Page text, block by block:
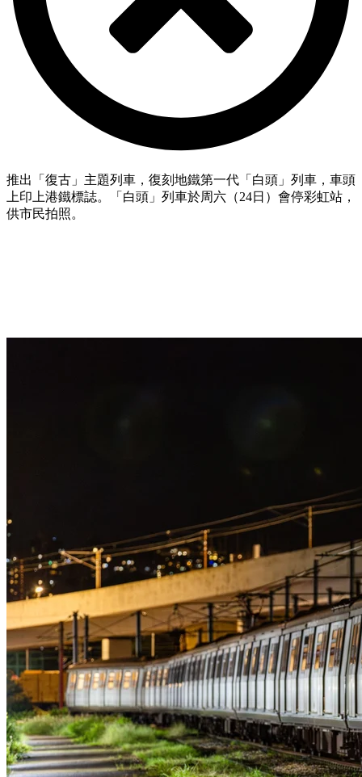
推出「復古」主題列車，復刻地鐵第一代「白頭」列車，車頭
上印上港鐵標誌。「白頭」列車於周六（24日）會停彩虹站，
供市民拍照。